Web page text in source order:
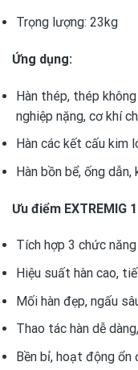
Trọng lượng: 23kg
Ứng dụng:
Hàn thép, thép
nghiệp nặng, cơ khí
Hàn các kết cấu kim
Hàn bồn bể, ống dẫn,
Ưu điểm EXTREMIG
Tích hợp 3 chức năng
Hiệu suất hàn cao,
Mối hàn đẹp, ngấu
Thao tác hàn dễ
Bền bỉ, hoạt động ổn